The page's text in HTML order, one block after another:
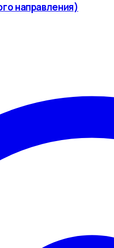
направления)